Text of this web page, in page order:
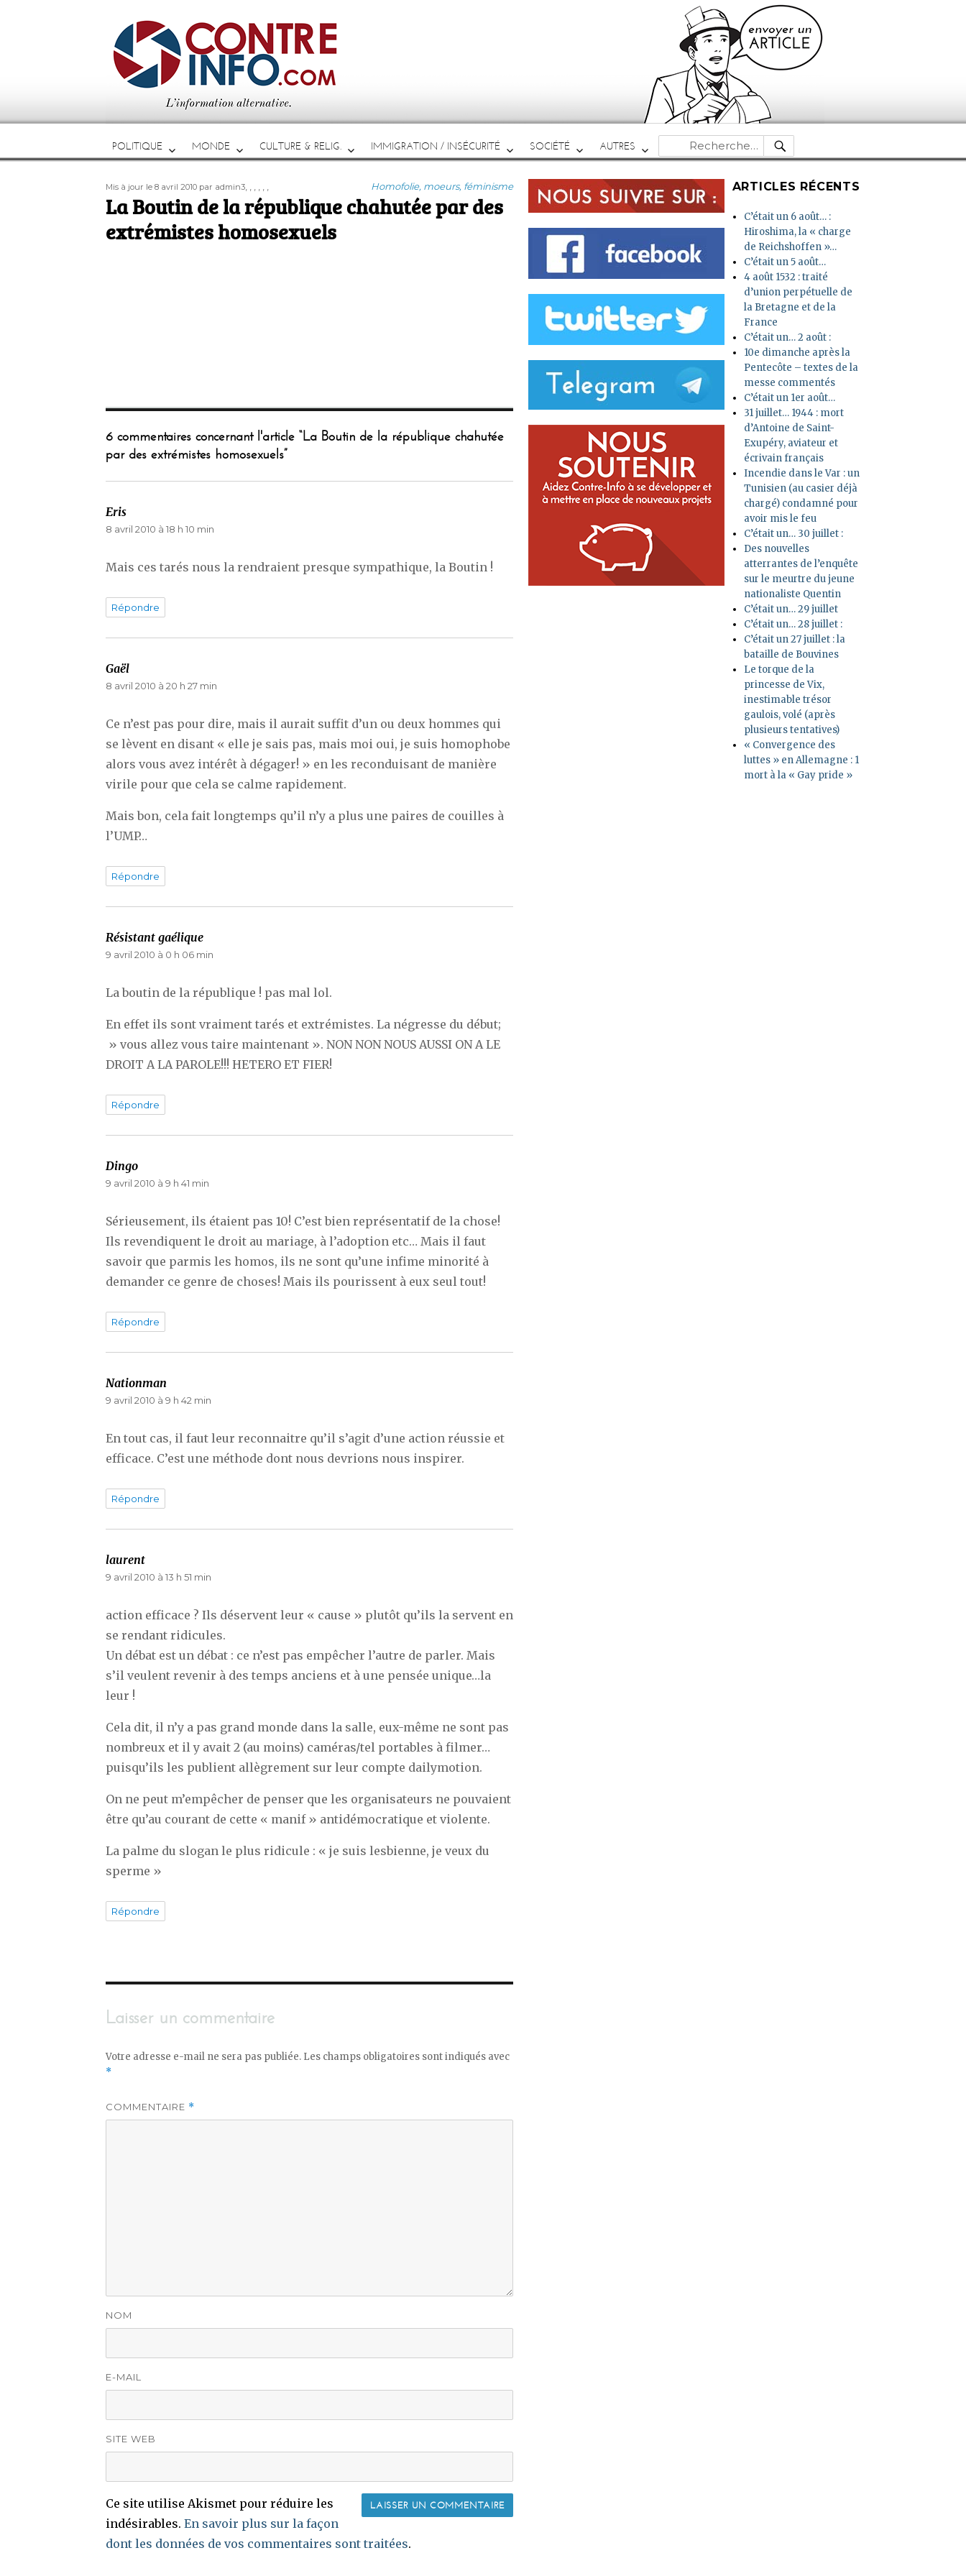
POLITIQUE MONDE CULTURE & RELIG. IMMIGRATION / INSÉCURITÉ SOCIÉTÉ AUTRES
Recherche
pour :
RECHERCHE
Publié
le
Mis à jour le 8 avril 2010 Auteur
par admin3 Catégories
Homofolie, moeurs, féminisme
Étiquettes
, , , , , ,
La Boutin de la république chahutée par des
extrémistes homosexuels
6 commentaires concernant l'article “La Boutin de la république chahutée
par des extrémistes homosexuels”
Eris
8 avril 2010 à 18 h 10 min
Mais ces tarés nous la rendraient presque sympathique, la Boutin !
Répondre
Gaël
8 avril 2010 à 20 h 27 min
Ce n’est pas pour dire, mais il aurait suffit d’un ou deux hommes qui
se lèvent en disant « elle je sais pas, mais moi oui, je suis homophobe
alors vous avez intérêt à dégager! » en les reconduisant de manière
virile pour que cela se calme rapidement.
Mais bon, cela fait longtemps qu’il n’y a plus une paires de couilles à
l’UMP…
Répondre
Résistant gaélique
9 avril 2010 à 0 h 06 min
La boutin de la république ! pas mal lol.
En effet ils sont vraiment tarés et extrémistes. La négresse du début;
» vous allez vous taire maintenant ». NON NON NOUS AUSSI ON A LE
DROIT A LA PAROLE!!! HETERO ET FIER!
Répondre
Dingo
9 avril 2010 à 9 h 41 min
Sérieusement, ils étaient pas 10! C’est bien représentatif de la chose!
Ils revendiquent le droit au mariage, à l’adoption etc… Mais il faut
savoir que parmis les homos, ils ne sont qu’une infime minorité à
demander ce genre de choses! Mais ils pourissent à eux seul tout!
Répondre
Nationman
9 avril 2010 à 9 h 42 min
En tout cas, il faut leur reconnaitre qu’il s’agit d’une action réussie et
efficace. C’est une méthode dont nous devrions nous inspirer.
Répondre
laurent
9 avril 2010 à 13 h 51 min
action efficace ? Ils déservent leur « cause » plutôt qu’ils la servent en
se rendant ridicules.
Un débat est un débat : ce n’est pas empêcher l’autre de parler. Mais
s’il veulent revenir à des temps anciens et à une pensée unique…la
leur !
Cela dit, il n’y a pas grand monde dans la salle, eux-même ne sont pas
nombreux et il y avait 2 (au moins) caméras/tel portables à filmer…
puisqu’ils les publient allègrement sur leur compte dailymotion.
On ne peut m’empêcher de penser que les organisateurs ne pouvaient
être qu’au courant de cette « manif » antidémocratique et violente.
La palme du slogan le plus ridicule : « je suis lesbienne, je veux du
sperme »
Répondre
Laisser un commentaire
Votre adresse e-mail ne sera pas publiée. Les champs obligatoires sont indiqués avec
*
COMMENTAIRE *
NOM
E-MAIL
SITE WEB
Ce site utilise Akismet pour réduire les
indésirables. En savoir plus sur la façon
dont les données de vos commentaires sont traitées.
ARTICLES RÉCENTS
C’était un 6 août… :
Hiroshima, la « charge
de Reichshoffen »…
C’était un 5 août…
4 août 1532 : traité
d’union perpétuelle de
la Bretagne et de la
France
C’était un… 2 août :
10e dimanche après la
Pentecôte – textes de la
messe commentés
C’était un 1er août…
31 juillet… 1944 : mort
d’Antoine de Saint-
Exupéry, aviateur et
écrivain français
Incendie dans le Var : un
Tunisien (au casier déjà
chargé) condamné pour
avoir mis le feu
C’était un… 30 juillet :
Des nouvelles
atterrantes de l’enquête
sur le meurtre du jeune
nationaliste Quentin
C’était un… 29 juillet
C’était un… 28 juillet :
C’était un 27 juillet : la
bataille de Bouvines
Le torque de la
princesse de Vix,
inestimable trésor
gaulois, volé (après
plusieurs tentatives)
« Convergence des
luttes » en Allemagne : 1
mort à la « Gay pride »